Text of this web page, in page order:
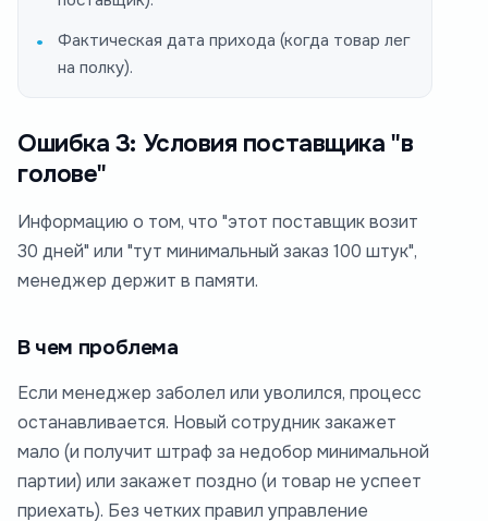
Фактическая дата прихода (когда товар лег
на полку).
Ошибка 3: Условия поставщика "в
голове"
Информацию о том, что "этот поставщик возит
30 дней" или "тут минимальный заказ 100 штук",
менеджер держит в памяти.
В чем проблема
Если менеджер заболел или уволился, процесс
останавливается. Новый сотрудник закажет
мало (и получит штраф за недобор минимальной
партии) или закажет поздно (и товар не успеет
приехать). Без четких правил управление